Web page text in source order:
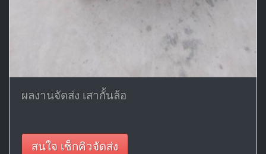
ผลงานจัดส่ง เสากั้นล้อ
สนใจ เช็กคิวจัดส่ง